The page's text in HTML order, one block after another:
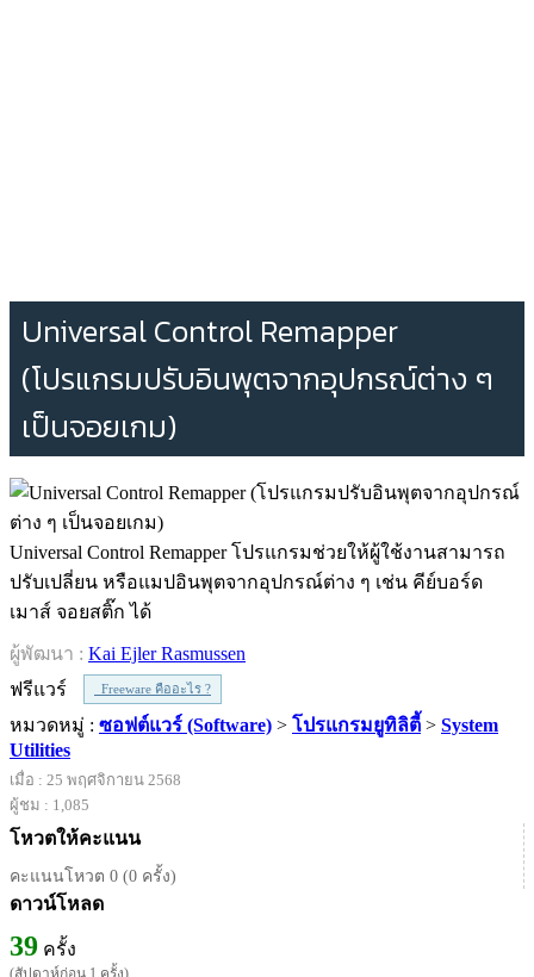
Universal Control Remapper
(โปรแกรมปรับอินพุตจากอุปกรณ์ต่าง ๆ
เป็นจอยเกม)
Universal Control Remapper โปรแกรมช่วยให้ผู้ใช้งานสามารถ
ปรับเปลี่ยน หรือแมปอินพุตจากอุปกรณ์ต่าง ๆ เช่น คีย์บอร์ด
เมาส์ จอยสติ๊ก ได้
ผู้พัฒนา : Kai Ejler Rasmussen
ฟรีแวร์
Freeware คืออะไร ?
หมวดหมู่ : ซอฟต์แวร์ (Software) > โปรแกรมยูทิลิตี้ > System
Utilities
เมื่อ : 25 พฤศจิกายน 2568
ผู้ชม : 1,085
โหวตให้คะแนน
คะแนนโหวต 0 (0 ครั้ง)
ดาวน์โหลด
39 ครั้ง